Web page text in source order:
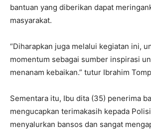
bantuan yang diberikan dapat
masyarakat.
“Diharapkan juga melalui kegiatan ini,
momentum sebagai sumber inspirasi
menanam kebaikan.” tutur Ibrahim
Sementara itu, Ibu dita (35) penerima
mengucapkan terimakasih kepada
menyalurkan bansos dan sangat